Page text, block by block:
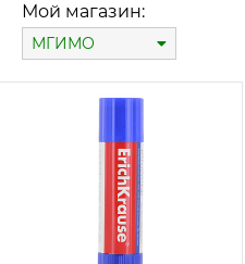
Мой магазин:
МГИМО